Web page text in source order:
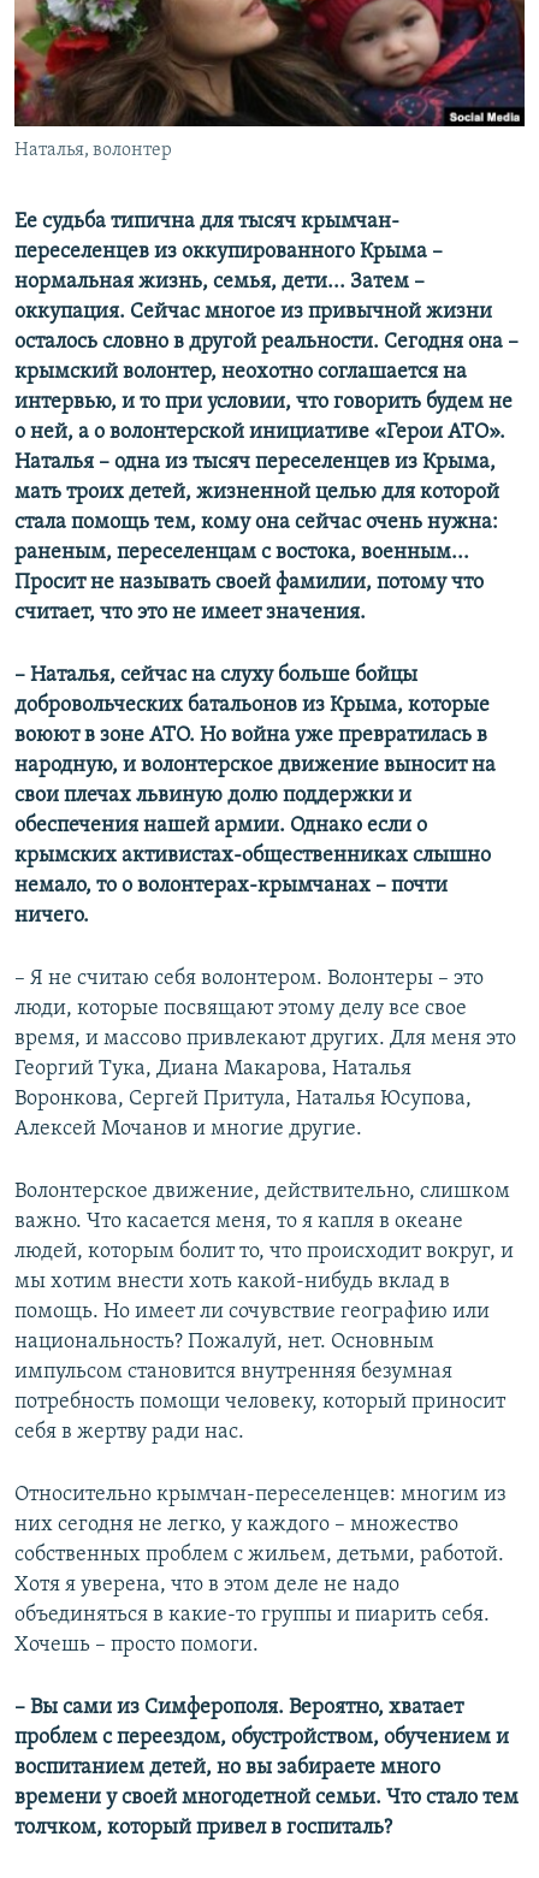
ПОБЕДИТЕЛЕЙ НЕ СУДЯТ?
КРЫМ.НЕПОКОРЕННЫЙ
ELIFBE
УКРАИНСКАЯ ПРОБЛЕМА КРЫМА
ПРИСОЕДИНЯЙТЕСЬ!
Наталья, волонтер
Ее судьба типична для тысяч крымчан-
переселенцев из оккупированного Крыма –
нормальная жизнь, семья, дети... Затем –
оккупация. Сейчас многое из привычной жизни
осталось словно в другой реальности. Сегодня она –
крымский волонтер, неохотно соглашается на
интервью, и то при условии, что говорить будем не
о ней, а о волонтерской инициативе «Герои АТО».
Наталья – одна из тысяч переселенцев из Крыма,
мать троих детей, жизненной целью для которой
стала помощь тем, кому она сейчас очень нужна:
раненым, переселенцам с востока, военным...
Просит не называть своей фамилии, потому что
считает, что это не имеет значения.
– Наталья, сейчас на слуху больше бойцы
добровольческих батальонов из Крыма, которые
воюют в зоне АТО. Но война уже превратилась в
народную, и волонтерское движение выносит на
свои плечах львиную долю поддержки и
обеспечения нашей армии. Однако если о
крымских активистах-общественниках слышно
немало, то о волонтерах-крымчанах – почти
ничего.
– Я не считаю себя волонтером. Волонтеры – это
люди, которые посвящают этому делу все свое
время, и массово привлекают других. Для меня это
Георгий Тука, Диана Макарова, Наталья
Воронкова, Сергей Притула, Наталья Юсупова,
Алексей Мочанов и многие другие.
Волонтерское движение, действительно, слишком
важно. Что касается меня, то я капля в океане
людей, которым болит то, что происходит вокруг, и
мы хотим внести хоть какой-нибудь вклад в
помощь. Но имеет ли сочувствие географию или
национальность? Пожалуй, нет. Основным
импульсом становится внутренняя безумная
потребность помощи человеку, который приносит
себя в жертву ради нас.
Относительно крымчан-переселенцев: многим из
них сегодня не легко, у каждого – множество
собственных проблем с жильем, детьми, работой.
Хотя я уверена, что в этом деле не надо
объединяться в какие-то группы и пиарить себя.
Хочешь – просто помоги.
– Вы сами из Симферополя. Вероятно, хватает
проблем с переездом, обустройством, обучением и
воспитанием детей, но вы забираете много
времени у своей многодетной семьи. Что стало тем
толчком, который привел в госпиталь?